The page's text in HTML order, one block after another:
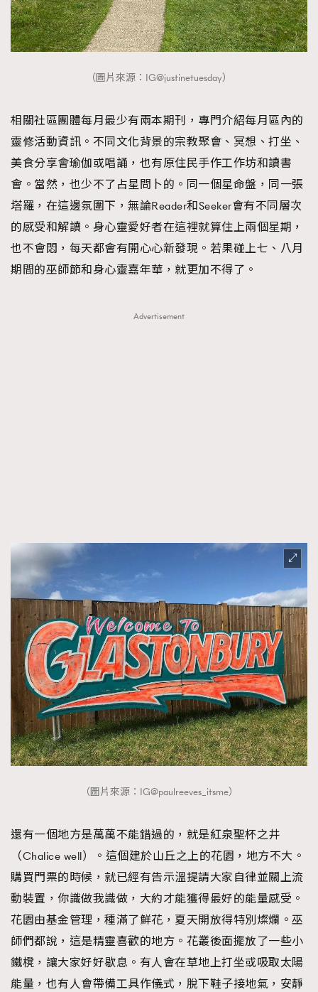
（圖片來源：IG@justinetuesday）
相關社區團體每月最少有兩本期刊，專門介紹每月區內的
靈修活動資訊。不同文化背景的宗教聚會、冥想、打坐、
美食分享會瑜伽或唱誦，也有原住民手作工作坊和讀書
會。當然，也少不了占星問卜的。同一個星命盤，同一張
塔羅，在這邊氛圍下，無論Reader和Seeker會有不同層次
的感受和解讀。身心靈愛好者在這裡就算住上兩個星期，
也不會悶，每天都會有開心心新發現。若果碰上七、八月
期間的巫師節和身心靈嘉年華，就更加不得了。
Advertisement
（圖片來源：IG@paulreeves_itsme）
還有一個地方是萬萬不能錯過的，就是紅泉聖杯之井
（Chalice well）。這個建於山丘之上的花園，地方不大。
購買門票的時候，就已經有告示溫提請大家自律並關上流
動裝置，你識做我識做，大約才能獲得最好的能量感受。
花園由基金管理，種滿了鮮花，夏天開放得特別燦爛。巫
師們都說，這是精靈喜歡的地方。花叢後面擺放了一些小
鐵櫈，讓大家好好歇息。有人會在草地上打坐或吸取太陽
能量，也有人會帶備工具作儀式，脫下鞋子接地氣，安靜